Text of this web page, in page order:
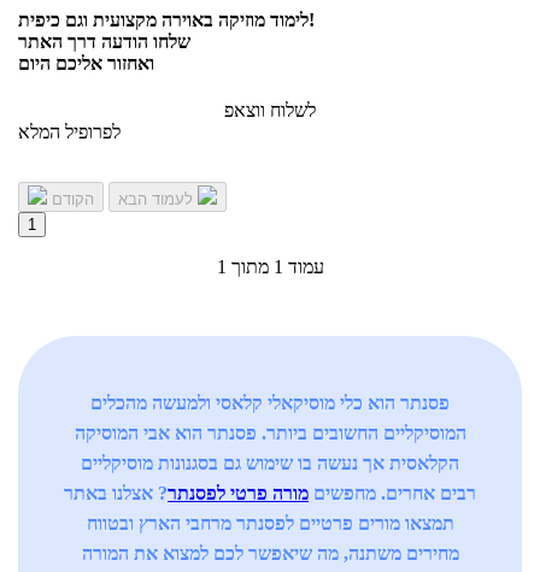
לימוד מוזיקה באוירה מקצועית וגם כיפית!
שלחו הודעה דרך האתר
ואחזור אליכם היום
לשלוח ווצאפ
לפרופיל המלא
הקודם
1
עמוד 1 מתוך 1
פסנתר הוא כלי מוסיקאלי קלאסי ולמעשה מהכלים
המוסיקליים החשובים ביותר. פסנתר הוא אבי המוסיקה
הקלאסית אך נעשה בו שימוש גם בסגנונות מוסיקליים
רבים אחרים. מחפשים מורה פרטי לפסנתר? אצלנו באתר
תמצאו מורים פרטיים לפסנתר מרחבי הארץ ובטווח
מחירים משתנה, מה שיאפשר לכם למצוא את המורה